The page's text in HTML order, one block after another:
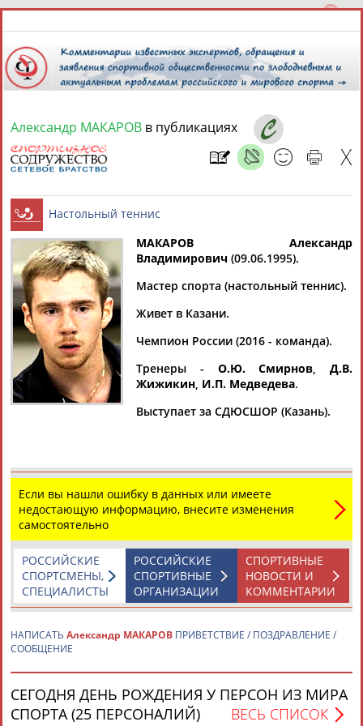
8 августа 2026 года,
СПОРТСМЕНЫ, ТРЕНЕРЫ И СПЕЦИАЛИСТЫ
Найдено: 3персоны Расширенный поиск
Александр
МАКАРОВ
Александр
МАКАРОВ
Александр
МАКАРОВ
"СКА-Нефтяник" обыграл "Кузбасс" в матче чемпионата
России по хоккею с мячом (и другие результаты)
...мячи забили Артем Репях (2, 65), ДмитрийМакаров (63) и
Александр Баздырев (75). "СКА-Нефтяник" продлил...
(Проект: Информационное агентство СТАДИОН
11.02.2026
России по хоккею с мячом (и другие результаты)
...забросили Янис Бефус (9-я минута), Дмитрий
иАлександрБаздырев (65). Ничью "Воднику" принесли...
05.02.2026
Кубок Федерации гимнастики России по прыжкам на батуте
Александр МАКАРОВ в публикациях
Настольный теннис
МАКАРОВ Александр
Владимирович (09.06.1995).
Мастер спорта (настольный теннис).
Живет в Казани.
Чемпион России (2016 - команда).
Тренеры - О.Ю. Смирнов, Д.В.
Жижикин, И.П. Медведева.
Выступает за СДЮСШОР (Казань).
Если вы нашли ошибку в данных или имеете
недостающую информацию, внесите изменения
самостоятельно
СПОРТИВНЫЕ
НОВОСТИ И
КОММЕНТАРИИ
РОССИЙСКИЕ
СПОРТИВНЫЕ
ОРГАНИЗАЦИИ
РОССИЙСКИЕ
СПОРТСМЕНЫ,
СПЕЦИАЛИСТЫ
НАПИСАТЬ Александр МАКАРОВ ПРИВЕТСТВИЕ / ПОЗДРАВЛЕНИЕ /
СООБЩЕНИЕ
СЕГОДНЯ ДЕНЬ РОЖДЕНИЯ У ПЕРСОН ИЗ МИРА
СПОРТА (25 ПЕРСОНАЛИЙ)
ВЕСЬ СПИСОК